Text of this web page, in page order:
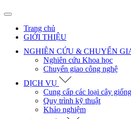
Trang chủ
GIỚI THIỆU
NGHIÊN CỨU & CHUYỂN
Nghiên cứu Khoa học
Chuyển giao công nghệ
DỊCH VỤ
Cung cấp các loại cây giống
Quy trình kỹ thuật
Khảo nghiệm